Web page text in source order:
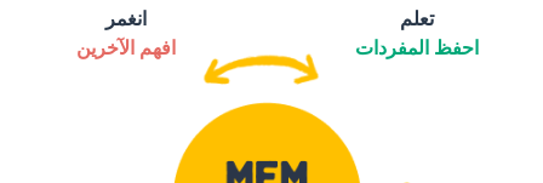
تعلم
احفظ المفردات
انغمر
افهم الآخرين